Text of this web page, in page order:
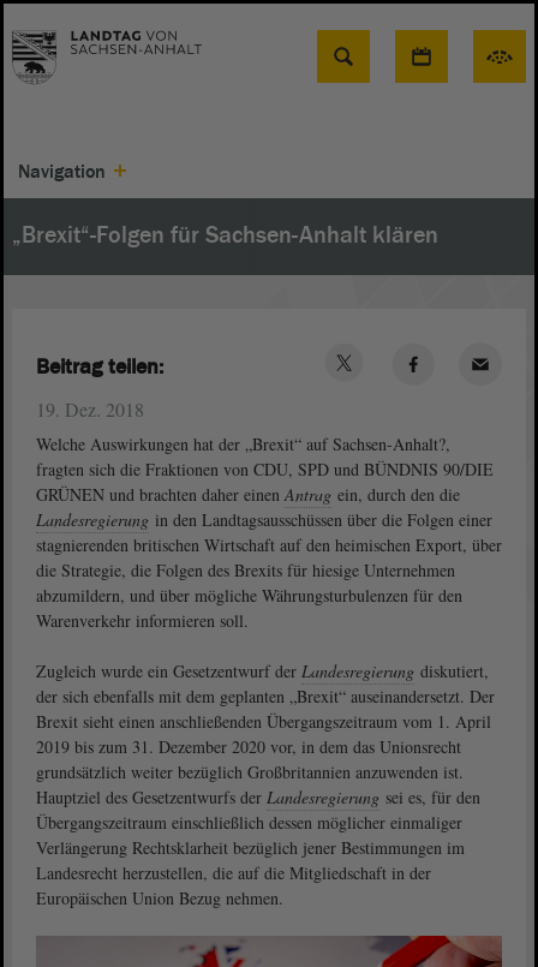
Suche
Navigation
„Brexit“-Folgen für Sachsen-Anhalt klären
19. Dez. 2018
Welche Auswirkungen hat der „Brexit“ auf Sachsen-Anhalt?,
fragten sich die Fraktionen von CDU, SPD und BÜNDNIS 90/DIE
GRÜNEN und brachten daher einenAntrag ein, durch den die
Landesregierung in den Landtagsausschüssen über die Folgen einer
stagnierenden britischen Wirtschaft auf den heimischen Export, über
die Strategie, die Folgen des Brexits für hiesige Unternehmen
abzumildern, und über mögliche Währungsturbulenzen für den
Warenverkehr informieren soll.
Zugleich wurde ein Gesetzentwurf der Landesregierung diskutiert,
der sich ebenfalls mit dem geplanten „Brexit“ auseinandersetzt. Der
Brexit sieht einen anschließenden Übergangszeitraum vom 1. April
2019 bis zum 31. Dezember 2020 vor, in dem das Unionsrecht
grundsätzlich weiter bezüglich Großbritannien anzuwenden ist.
Hauptziel des Gesetzentwurfs der Landesregierung sei es, für den
Übergangszeitraum einschließlich dessen möglicher einmaliger
Verlängerung Rechtsklarheit bezüglich jener Bestimmungen im
Landesrecht herzustellen, die auf die Mitgliedschaft in der
Europäischen Union Bezug nehmen.
Beitrag teilen: